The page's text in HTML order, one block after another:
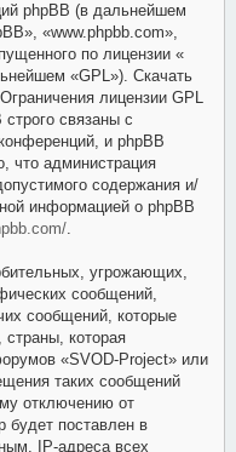
phpBB (в дальнейшем
«www.phpbb.com»,
по лицензии «
«GPL»). Скачать
лицензии GPL
связаны с
и phpBB
что администрация
содержания и/
информацией о phpBB
.
угрожающих,
сообщений,
сообщений, которые
которая
«SVOD-Project» или
таких сообщений
отключению от
будет поставлен в
IP-адреса всех